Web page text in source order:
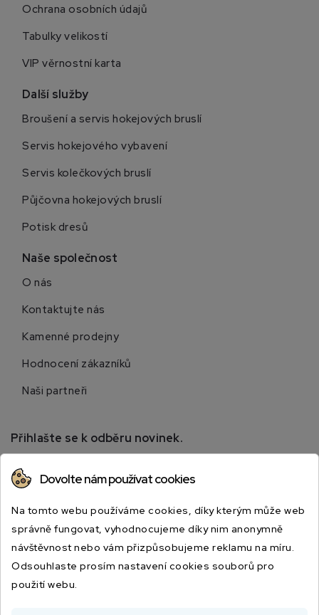
Ochrana osobních údajů
Tabulky velikostí
VIP věrnostní karta
Další služby
Broušení a servis hokejových bruslí
Servis hokejového vybavení
Servis kolečkových bruslí
Půjčovna hokejových bruslí
Potisk dresů
Naše společnost
O nás
Kontaktujte nás
Kamenné prodejny
Hodnocení zákazníků
Naši partneři
Přihlašte se k odběru novinek.
speciálních slevách.
Dovolte nám používat cookies
Na tomto webu používáme cookies, díky kterým může web
správně fungovat, vyhodnocujeme díky nim anonymně
návštěvnost nebo vám přizpůsobujeme reklamu na míru.
Odsouhlaste prosím nastavení cookies souborů pro
použití webu.